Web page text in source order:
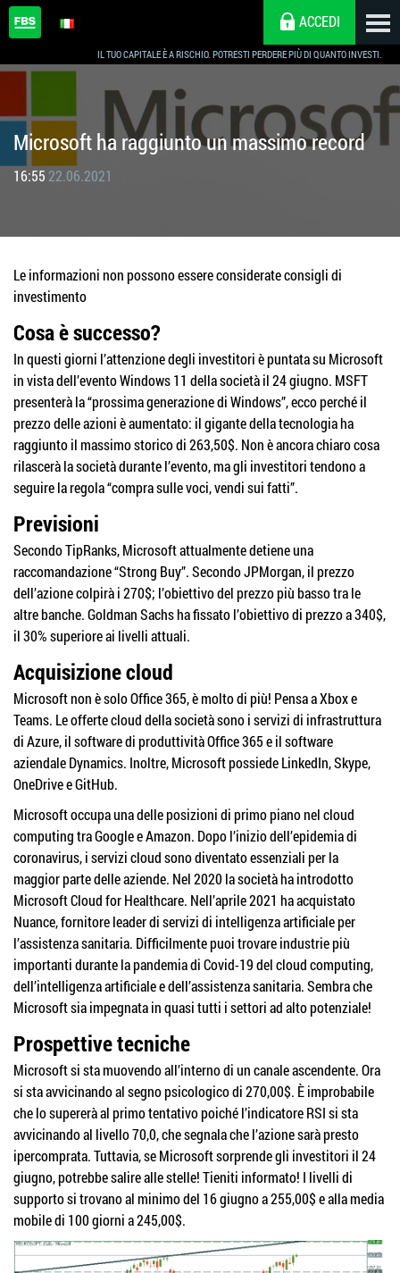
IL TUO CAPITALE È A RISCHIO. POTRESTI PERDERE PIÙ DI QUANTO INVESTI.
ACCEDI
Microsoft ha raggiunto un massimo record
16:55 22.06.2021
Le informazioni non possono essere considerate consigli di
investimento
Cosa è successo?
In questi giorni l’attenzione degli investitori è puntata su Microsoft
in vista dell’evento Windows 11 della società il 24 giugno. MSFT
presenterà la “prossima generazione di Windows”, ecco perché il
prezzo delle azioni è aumentato: il gigante della tecnologia ha
raggiunto il massimo storico di 263,50$. Non è ancora chiaro cosa
rilascerà la società durante l’evento, ma gli investitori tendono a
seguire la regola “compra sulle voci, vendi sui fatti”.
Previsioni
Secondo TipRanks, Microsoft attualmente detiene una
raccomandazione “Strong Buy”. Secondo JPMorgan, il prezzo
dell’azione colpirà i 270$; l’obiettivo del prezzo più basso tra le
altre banche. Goldman Sachs ha fissato l’obiettivo di prezzo a 340$,
il 30% superiore ai livelli attuali.
Acquisizione cloud
Microsoft non è solo Office 365, è molto di più! Pensa a Xbox e
Teams. Le offerte cloud della società sono i servizi di infrastruttura
di Azure, il software di produttività Office 365 e il software
aziendale Dynamics. Inoltre, Microsoft possiede LinkedIn, Skype,
OneDrive e GitHub.
Microsoft occupa una delle posizioni di primo piano nel cloud
computing tra Google e Amazon. Dopo l’inizio dell’epidemia di
coronavirus, i servizi cloud sono diventato essenziali per la
maggior parte delle aziende. Nel 2020 la società ha introdotto
Microsoft Cloud for Healthcare. Nell’aprile 2021 ha acquistato
Nuance, fornitore leader di servizi di intelligenza artificiale per
l’assistenza sanitaria. Difficilmente puoi trovare industrie più
importanti durante la pandemia di Covid-19 del cloud computing,
dell’intelligenza artificiale e dell’assistenza sanitaria. Sembra che
Microsoft sia impegnata in quasi tutti i settori ad alto potenziale!
Prospettive tecniche
Microsoft si sta muovendo all’interno di un canale ascendente. Ora
si sta avvicinando al segno psicologico di 270,00$. È improbabile
che lo supererà al primo tentativo poiché l’indicatore RSI si sta
avvicinando al livello 70,0, che segnala che l’azione sarà presto
ipercomprata. Tuttavia, se Microsoft sorprende gli investitori il 24
giugno, potrebbe salire alle stelle! Tieniti informato! I livelli di
supporto si trovano al minimo del 16 giugno a 255,00$ e alla media
mobile di 100 giorni a 245,00$.